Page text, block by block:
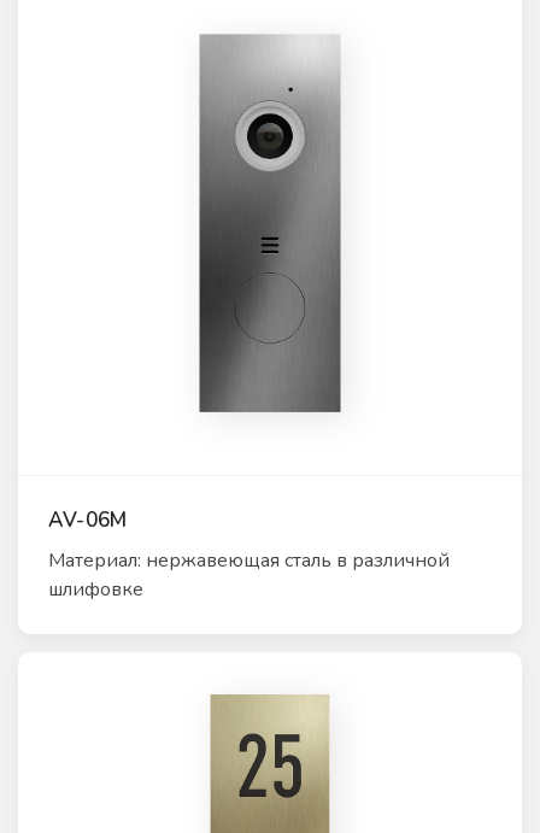
AV-06M
Материал: нержавеющая сталь в различной
шлифовке